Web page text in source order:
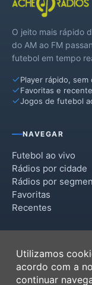
O jeito mais rápido
do AM ao FM
futebol em tempo
Player rápido, sem
Favoritas e
Jogos de futebol
NAVEGAR
Futebol ao vivo
Rádios por cidade
Rádios por
Favoritas
Recentes
Termos de Uso
Política de
Utilizamos
acordo com a
continuar